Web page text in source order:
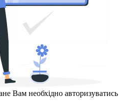
Вам необхідно авторизуватись